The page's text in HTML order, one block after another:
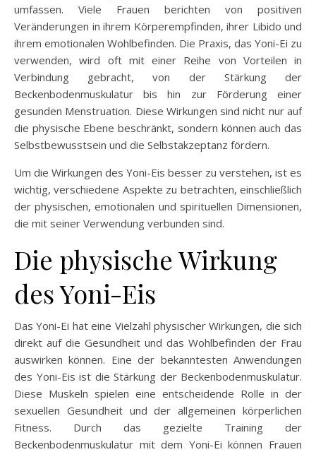
umfassen. Viele Frauen berichten von positiven
Veränderungen in ihrem Körperempfinden, ihrer Libido und
ihrem emotionalen Wohlbefinden. Die Praxis, das Yoni-Ei zu
verwenden, wird oft mit einer Reihe von Vorteilen in
Verbindung gebracht, von der Stärkung der
Beckenbodenmuskulatur bis hin zur Förderung einer
gesunden Menstruation. Diese Wirkungen sind nicht nur auf
die physische Ebene beschränkt, sondern können auch das
Selbstbewusstsein und die Selbstakzeptanz fördern.
Um die Wirkungen des Yoni-Eis besser zu verstehen, ist es
wichtig, verschiedene Aspekte zu betrachten, einschließlich
der physischen, emotionalen und spirituellen Dimensionen,
die mit seiner Verwendung verbunden sind.
Die physische Wirkung
des Yoni-Eis
Das Yoni-Ei hat eine Vielzahl physischer Wirkungen, die sich
direkt auf die Gesundheit und das Wohlbefinden der Frau
auswirken können. Eine der bekanntesten Anwendungen
des Yoni-Eis ist die Stärkung der Beckenbodenmuskulatur.
Diese Muskeln spielen eine entscheidende Rolle in der
sexuellen Gesundheit und der allgemeinen körperlichen
Fitness. Durch das gezielte Training der
Beckenbodenmuskulatur mit dem Yoni-Ei können Frauen